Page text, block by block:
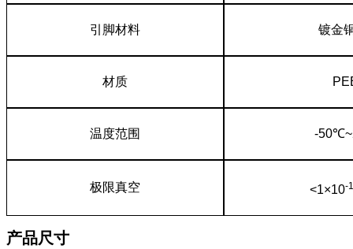
引脚材料 镀金
材质
温度范围 -
极限真空 <1×10-
产品尺寸